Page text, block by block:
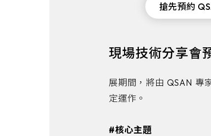
搶先預約
現場技術分享會
展期間，將由 QSAN 專
定運作。
#核心主題